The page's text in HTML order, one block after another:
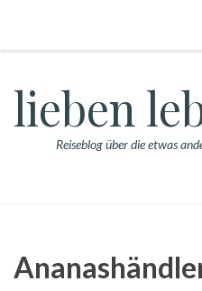
lieben
Reiseblog über die etwas